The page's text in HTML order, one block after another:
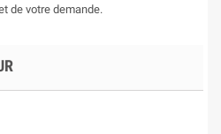
de votre demande.